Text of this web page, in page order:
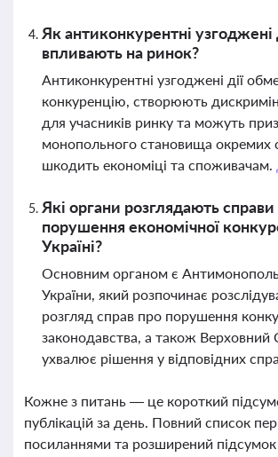
Як антиконкурентні узгоджені
впливають на ринок?
Антиконкурентні узгоджені дії
конкуренцію, створюють
для учасників ринку та можуть
монопольного становища окремих
шкодить економіці та споживачам.
Які органи розглядають
порушення економічної
Україні?
Основним органом є
України, який розпочинає
розгляд справ про порушення
законодавства, а також Верховний
ухвалює рішення у відповідних
Кожне з питань — це короткий
публікацій за день. Повний список
посиланнями та розширений